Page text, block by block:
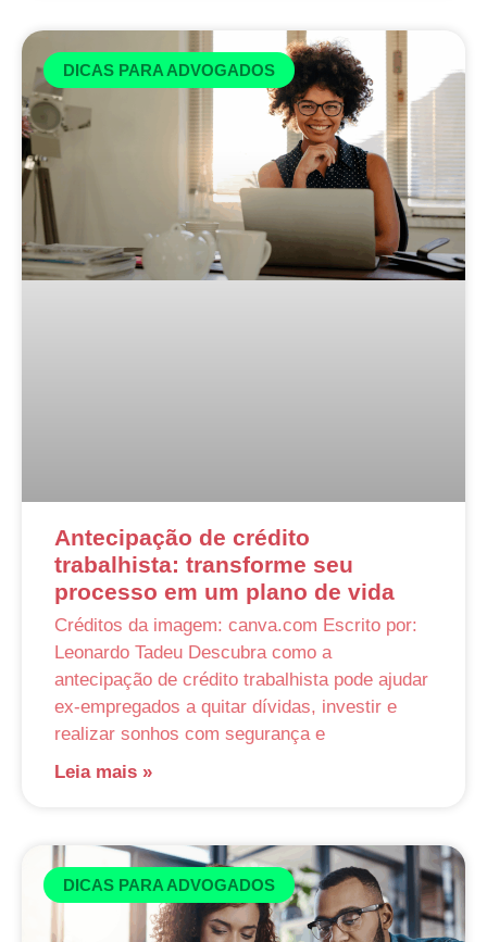
DICAS PARA ADVOGADOS
Antecipação de crédito
trabalhista: transforme seu
processo em um plano de vida
Créditos da imagem: canva.com Escrito por:
Leonardo Tadeu Descubra como a
antecipação de crédito trabalhista pode ajudar
ex-empregados a quitar dívidas, investir e
realizar sonhos com segurança e
Leia mais »
DICAS PARA ADVOGADOS